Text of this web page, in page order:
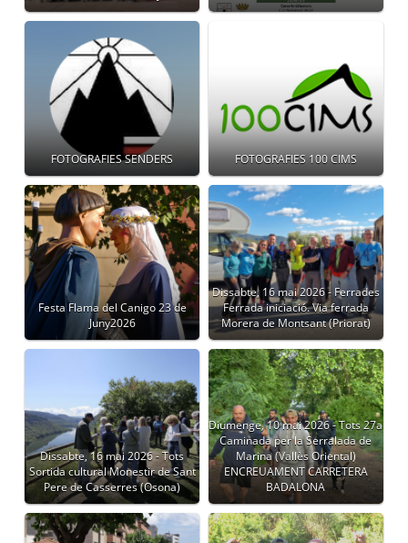
FOTOGRAFIES SENDERS FOTOGRAFIES 100 CIMS
Festa Flama del Canigo 23 de
Juny2026
Dissabte, 16 mai 2026 - Ferrades
Ferrada iniciació. Via ferrada
Morera de Montsant (Priorat)
Dissabte, 16 mai 2026 - Tots
Sortida cultural Monestir de Sant
Pere de Casserres (Osona)
Diumenge, 10 mai 2026 - Tots 27a
Caminada per la Serralada de
Marina (Vallès Oriental)
ENCREUAMENT CARRETERA
BADALONA